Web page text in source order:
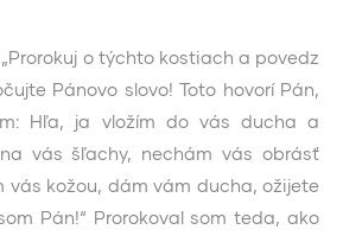
o týchto kostiach a povedz
Pánovo slovo! Toto hovorí Pán,
Hľa, ja vložím do vás ducha a
vás šľachy, nechám vás obrásť
vás kožou, dám vám ducha, ožijete
Pán!“ Prorokoval som teda, ako